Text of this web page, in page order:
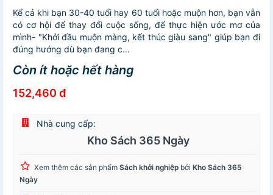
Kể cả khi bạn 30-40 tuổi hay 60 tuổi hoặc muộn hơn, bạn vẫn
có cơ hội để thay đổi cuộc sống, để thực hiện ước mơ của
mình- "Khởi đầu muộn màng, kết thúc giàu sang" giúp bạn đi
đúng hướng dù bạn đang c...
Còn ít hoặc hết hàng
152,460 đ
Nhà cung cấp:
Kho Sách 365 Ngày
Xem thêm các sản phẩm Sách khởi nghiệp bởi Kho Sách 365
Ngày